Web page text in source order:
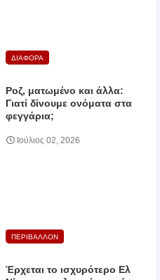
ΔΙΑΦΟΡΑ
Ροζ, ματωμένο και άλλα:
Γιατί δίνουμε ονόματα στα
φεγγάρια;
Ιούλιος 02, 2026
ΠΕΡΙΒΑΛΛΟΝ
Έρχεται το ισχυρότερο Ελ